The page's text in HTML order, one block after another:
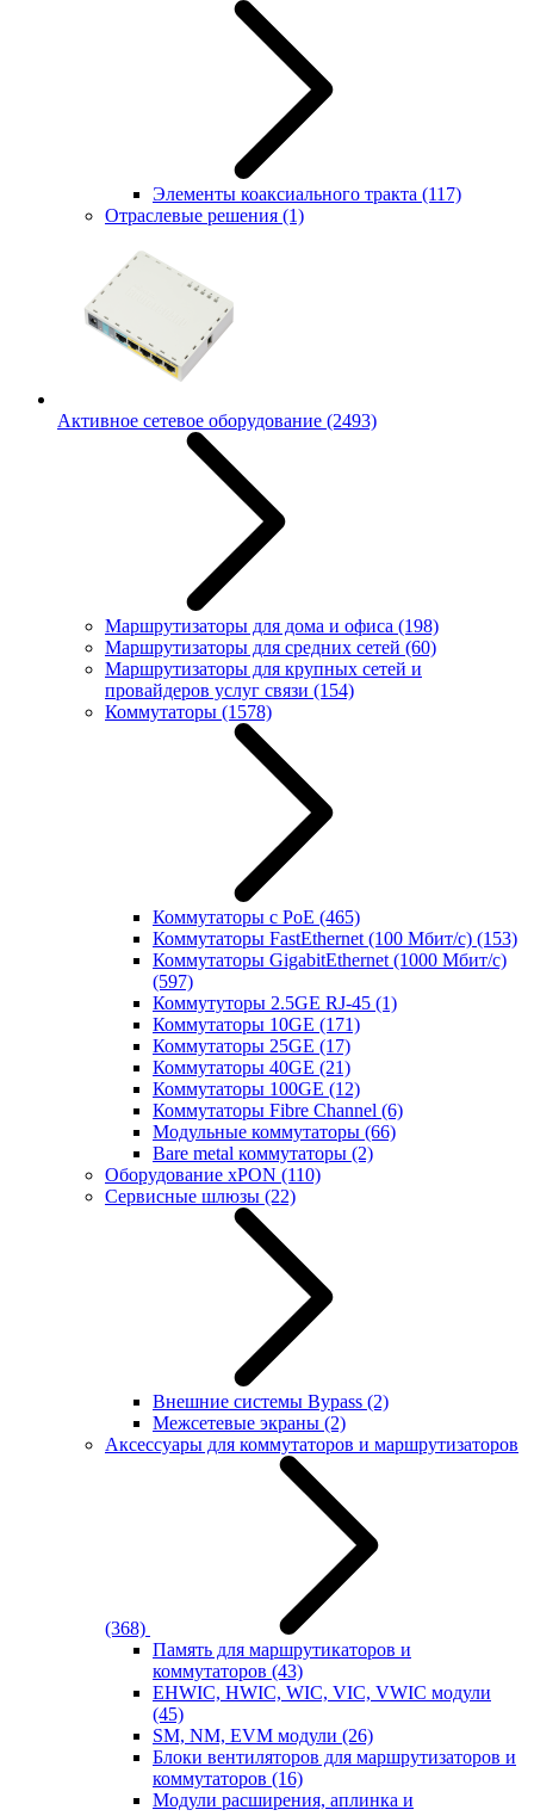
Элементы коаксиального тракта (117)
Отраслевые решения (1)
Активное сетевое оборудование (2493)
Маршрутизаторы для дома и офиса (198)
Маршрутизаторы для средних сетей (60)
Маршрутизаторы для крупных сетей и
провайдеров услуг связи (154)
Коммутаторы (1578)
Коммутаторы с PoE (465)
Коммутаторы FastEthernet (100 Мбит/с) (153)
Коммутаторы GigabitEthernet (1000 Мбит/с)
(597)
Коммутуторы 2.5GE RJ-45 (1)
Коммутаторы 10GE (171)
Коммутаторы 25GE (17)
Коммутаторы 40GE (21)
Коммутаторы 100GE (12)
Коммутаторы Fibre Channel (6)
Модульные коммутаторы (66)
Bare metal коммутаторы (2)
Оборудование xPON (110)
Сервисные шлюзы (22)
Внешние системы Bypass (2)
Межсетевые экраны (2)
Аксессуары для коммутаторов и маршрутизаторов
(368)
Память для маршрутикаторов и
коммутаторов (43)
EHWIC, HWIC, WIC, VIC, VWIC модули
(45)
SM, NM, EVM модули (26)
Блоки вентиляторов для маршрутизаторов и
коммутаторов (16)
Модули расширения, аплинка и